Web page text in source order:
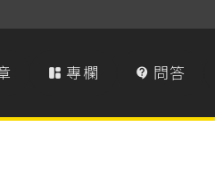
 專欄  問答